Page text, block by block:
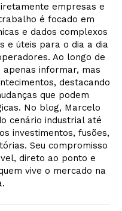
empresas e
é focado em
e dados complexos
e úteis para o dia a dia
Ao longo de
apenas informar, mas
destacando
que podem
No blog, Marcelo
cenário industrial até
investimentos, fusões,
Seu compromisso
direto ao ponto e
vive o mercado na